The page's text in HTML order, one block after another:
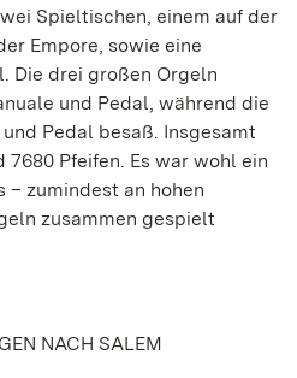
Spieltischen, einem auf der
Empore, sowie eine
Die drei großen Orgeln
und Pedal, während die
Pedal besaß. Insgesamt
7680 Pfeifen. Es war wohl ein
– zumindest an hohen
zusammen gespielt
NACH SALEM